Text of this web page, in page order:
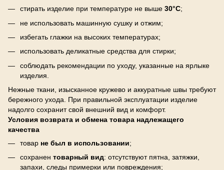
стирать изделие при температуре не выше 30°C;
не использовать машинную сушку и отжим;
избегать глажки на высоких температурах;
использовать деликатные средства для стирки;
соблюдать рекомендации по уходу, указанные на ярлыке
изделия.
Нежные ткани, изысканное кружево и аккуратные швы требуют
бережного ухода. При правильной эксплуатации изделие
надолго сохранит свой внешний вид и комфорт.
Условия возврата и обмена товара надлежащего
качества
товар не был в использовании;
сохранен товарный вид: отсутствуют пятна, затяжки,
запахи, следы примерки или повреждения;